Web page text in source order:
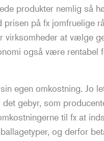
produkter nemlig så
på fx jomfruelige
at vælge
også være rentabel
egen omkostning. Jo
gebyr, som
til fx at
og derfor